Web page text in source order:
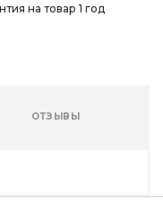
на товар 1 год
ОТЗЫВЫ